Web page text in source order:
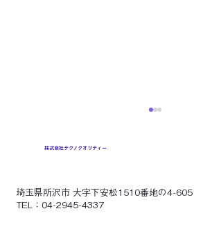
埼玉県所沢市 大字下安松1510番地の4-605
TEL：04-2945-4337
株式会社テクノクオリティー